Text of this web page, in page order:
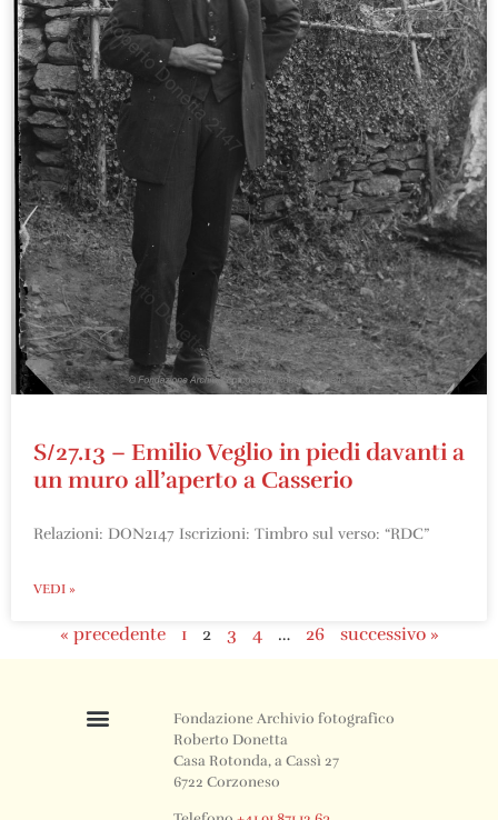
S/27.13 – Emilio Veglio in piedi davanti a
un muro all’aperto a Casserio
Relazioni: DON2147 Iscrizioni: Timbro sul verso: “RDC”
VEDI »
« precedente 1 2 3 4 … 26 successivo »
Fondazione Archivio fotografico
Roberto Donetta
Casa Rotonda, a Cassì 27
6722 Corzoneso